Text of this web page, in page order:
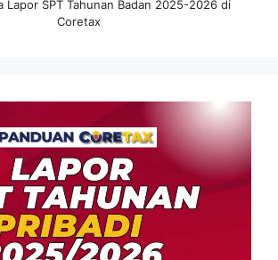
Lapor SPT Tahunan Badan 2025-2026 di
Coretax